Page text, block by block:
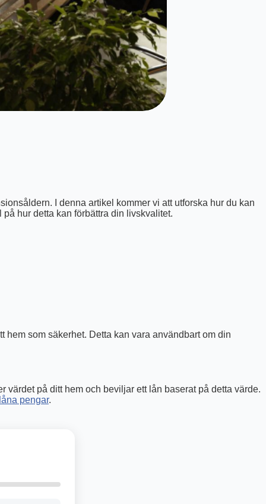
I denna artikel kommer vi att utforska hur du kan
hur detta kan förbättra din livskvalitet.
hem som säkerhet. Detta kan vara användbart om din
på ditt hem och beviljar ett lån baserat på detta värde.
låna pengar.